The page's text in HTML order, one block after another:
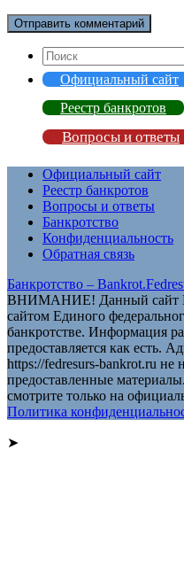
Официальный сайт
Реестр банкротов
Вопросы и ответы
Официальный сайт
Реестр банкротов
Вопросы и ответы
Банкротство
Конфиденциальность
Обратная связь
Банкротство –
ВНИМАНИЕ! Данный сайт
сайтом Единого
банкротстве. Информация
предоставляется как есть.
https://fedresurs-bankrot.ru не
предоставленные
смотрите только на
Политика
➤